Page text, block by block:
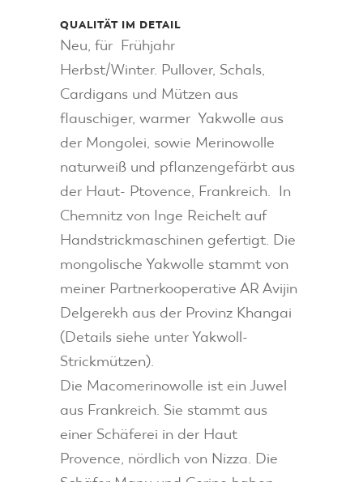
QUALITÄT IM DETAIL
Neu, für Frühjahr
Herbst/Winter. Pullover, Schals,
Cardigans und Mützen aus
flauschiger, warmer Yakwolle aus
der Mongolei, sowie Merinowolle
naturweiß und pflanzengefärbt aus
der Haut- Ptovence, Frankreich. In
Chemnitz von Inge Reichelt auf
Handstrickmaschinen gefertigt. Die
mongolische Yakwolle stammt von
meiner Partnerkooperative AR Avijin
Delgerekh aus der Provinz Khangai
(Details siehe unter Yakwoll-
Strickmützen).
Die Macomerinowolle ist ein Juwel
aus Frankreich. Sie stammt aus
einer Schäferei in der Haut
Provence, nördlich von Nizza. Die